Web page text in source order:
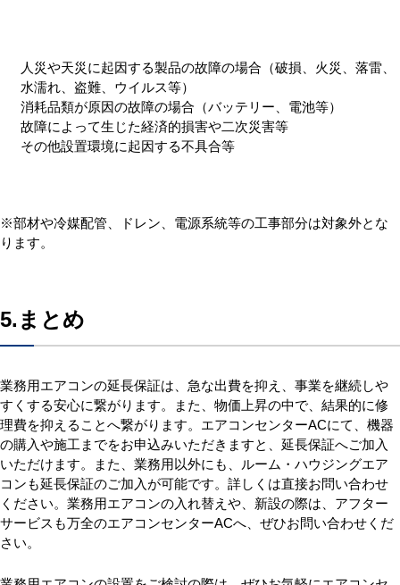
人災や天災に起因する製品の故障の場合（破損、火災、落雷、
水濡れ、盗難、ウイルス等）
消耗品類が原因の故障の場合（バッテリー、電池等）
故障によって生じた経済的損害や二次災害等
その他設置環境に起因する不具合等
※部材や冷媒配管、ドレン、電源系統等の工事部分は対象外とな
ります。
5.まとめ
業務用エアコンの延長保証は、急な出費を抑え、事業を継続しや
すくする安心に繋がります。また、物価上昇の中で、結果的に修
理費を抑えることへ繋がります。エアコンセンターACにて、機器
の購入や施工までをお申込みいただきますと、延長保証へご加入
いただけます。また、業務用以外にも、ルーム・ハウジングエア
コンも延長保証のご加入が可能です。詳しくは直接お問い合わせ
ください。業務用エアコンの入れ替えや、新設の際は、アフター
サービスも万全のエアコンセンターACへ、ぜひお問い合わせくだ
さい。